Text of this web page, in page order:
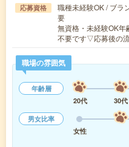
応募資格
職種未経験OK / ブラ
要
無資格・未経験OK
不要です▽応募後の
職場の雰囲気
年齢層
20代
30代
男女比率
女性